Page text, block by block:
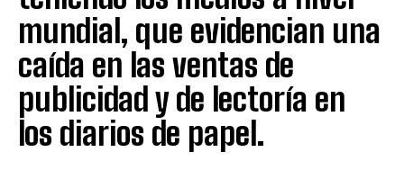
mundial, que evidencian una
caída en las ventas de
publicidad y de lectoría en
los diarios de papel.